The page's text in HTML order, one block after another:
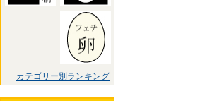
カテゴリー別ランキング